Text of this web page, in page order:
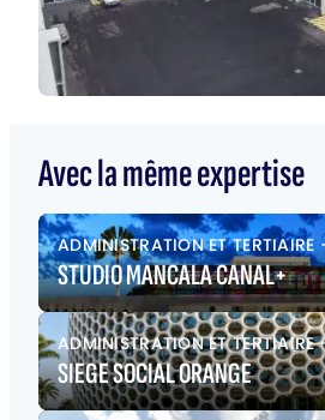
Avec la même expertise
ADMINISTRATION ET TERTIAIRE
STUDIO MANCALA CANAL+
ADMINISTRATION ET TERTIAIRE
SIEGE SOCIAL ORANGE